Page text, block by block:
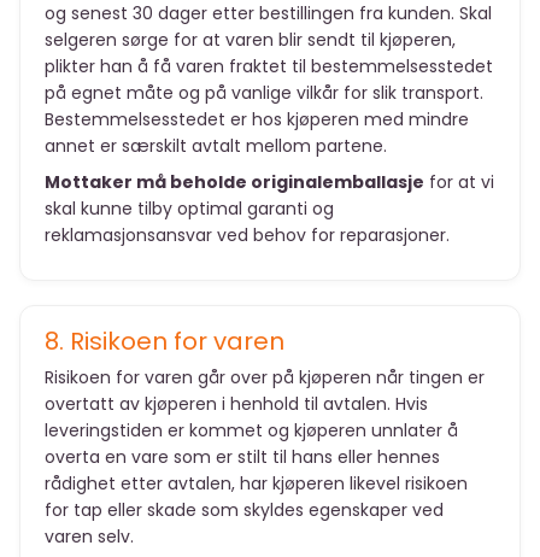
og senest 30 dager etter bestillingen fra kunden. Skal
selgeren sørge for at varen blir sendt til kjøperen,
plikter han å få varen fraktet til bestemmelsesstedet
på egnet måte og på vanlige vilkår for slik transport.
Bestemmelsesstedet er hos kjøperen med mindre
annet er særskilt avtalt mellom partene.
Mottaker må beholde originalemballasje for at vi
skal kunne tilby optimal garanti og
reklamasjonsansvar ved behov for reparasjoner.
8. Risikoen for varen
Risikoen for varen går over på kjøperen når tingen er
overtatt av kjøperen i henhold til avtalen. Hvis
leveringstiden er kommet og kjøperen unnlater å
overta en vare som er stilt til hans eller hennes
rådighet etter avtalen, har kjøperen likevel risikoen
for tap eller skade som skyldes egenskaper ved
varen selv.